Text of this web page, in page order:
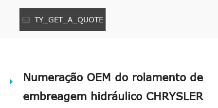
TY_GET_A_QUOTE
Numeração OEM do rolamento de
embreagem hidráulico CHRYSLER